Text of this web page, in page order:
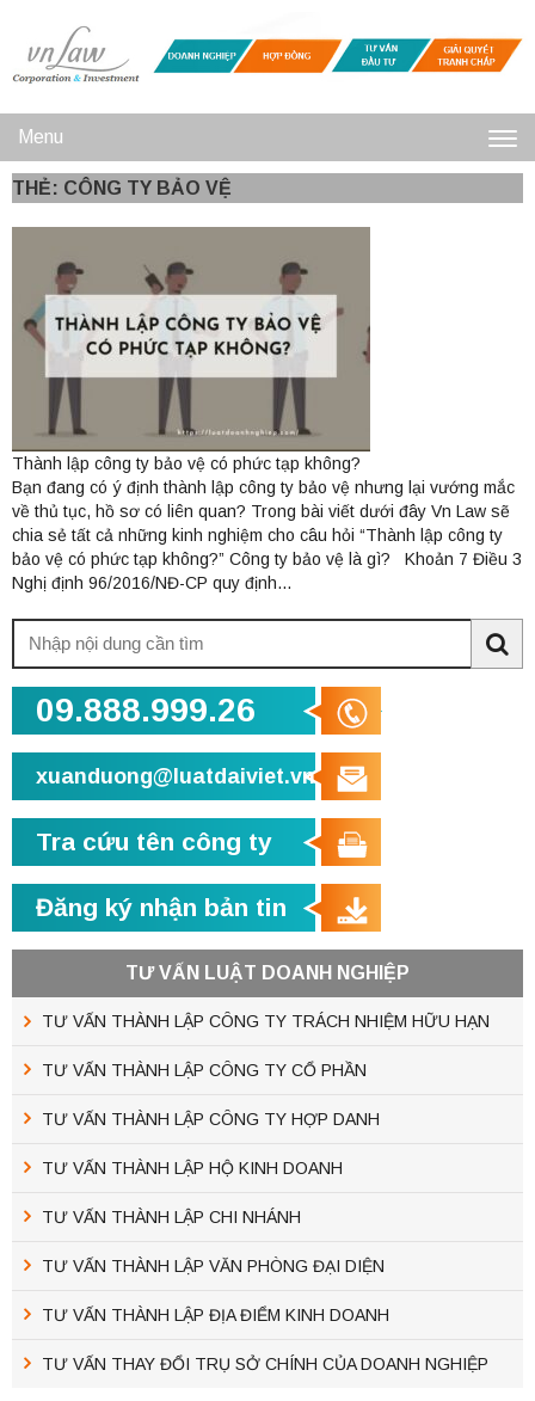
Menu
THẺ: CÔNG TY BẢO VỆ
Thành lập công ty bảo vệ có phức tạp không?
Bạn đang có ý định thành lập công ty bảo vệ nhưng lại vướng mắc
về thủ tục, hồ sơ có liên quan? Trong bài viết dưới đây Vn Law sẽ
chia sẻ tất cả những kinh nghiệm cho câu hỏi “Thành lập công ty
bảo vệ có phức tạp không?” Công ty bảo vệ là gì? Khoản 7 Điều 3
Nghị định 96/2016/NĐ-CP quy định...
kiếm:
09.888.999.26
xuanduong@luatdaiviet.vn
Tra cứu tên công ty
Đăng ký nhận bản tin
TƯ VẤN LUẬT DOANH NGHIỆP
TƯ VẤN THÀNH LẬP CÔNG TY TRÁCH NHIỆM HỮU HẠN
TƯ VẤN THÀNH LẬP CÔNG TY CỔ PHẦN
TƯ VẤN THÀNH LẬP CÔNG TY HỢP DANH
TƯ VẤN THÀNH LẬP HỘ KINH DOANH
TƯ VẤN THÀNH LẬP CHI NHÁNH
TƯ VẤN THÀNH LẬP VĂN PHÒNG ĐẠI DIỆN
TƯ VẤN THÀNH LẬP ĐỊA ĐIỂM KINH DOANH
TƯ VẤN THAY ĐỔI TRỤ SỞ CHÍNH CỦA DOANH NGHIỆP